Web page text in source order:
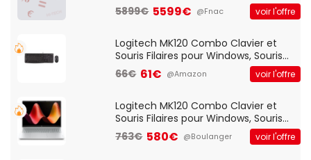
5899€ 5599€ @Fnac voir l'offre
Logitech MK120 Combo Clavier et
Souris Filaires pour Windows, Souris
Optique Filaire, Connexion USB Plug
And Play, Confortable, Taille
QWERTY UK - Noir
66€ 61€ @Amazon voir l'offre
Logitech MK120 Combo Clavier et
Souris Filaires pour Windows, Souris
Optique Filaire, Connexion USB Plug
And Play, Confortable, Taille
763€ 580€ @Boulanger voir l'offre